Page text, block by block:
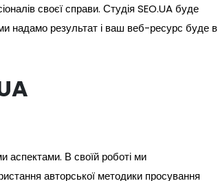
своєї справи. Студія SEO.UA буде
надамо результат і ваш веб-ресурс буде в
аспектами. В своїй роботі ми
авторської методики просування